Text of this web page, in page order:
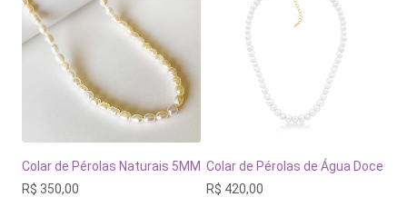
Colar de Pérolas Naturais 5MM
R$ 350,00
Colar de Pérolas de Água Doce
R$ 420,00